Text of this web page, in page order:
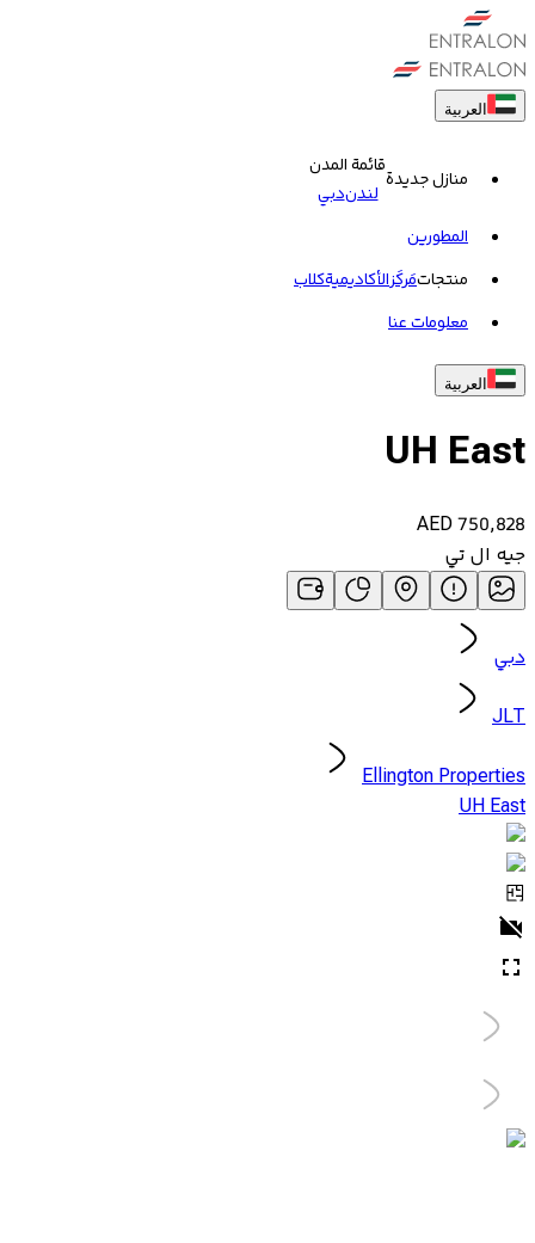
العربية
منازل جديدة
قائمة المدن
لندندبي
المطورين
منتجاتمَركَزالأكاديميةکلاب
معلومات عنا
العربية
UH East
AED750,828
جيه ال تي
دبي
JLT
Ellington Properties
UH East